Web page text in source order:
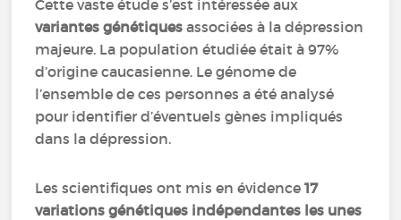
Cette vaste étude s’est intéressée aux
variantes génétiques associées à la dépression
majeure. La population étudiée était à 97%
d’origine caucasienne. Le génome de
l’ensemble de ces personnes a été analysé
pour identifier d’éventuels gènes impliqués
dans la dépression.
Les scientifiques ont mis en évidence17
variations génétiques indépendantes les unes